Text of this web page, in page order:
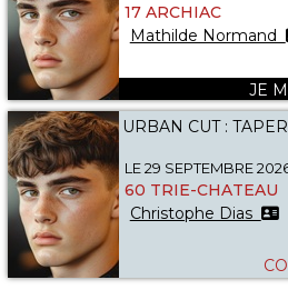
17 ARCHIAC
Mathilde Normand
JE
URBAN CUT :
LE 29 SEPTEMBRE
60 TRIE-CHATEAU
Christophe Dias